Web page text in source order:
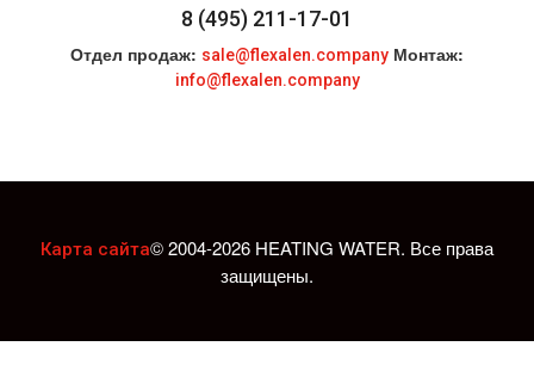
8 (495) 211-17-01
Отдел продаж: sale@flexalen.company Монтаж:
info@flexalen.company
Карта сайта© 2004-2026 HEATING WATER. Все права
защищены.